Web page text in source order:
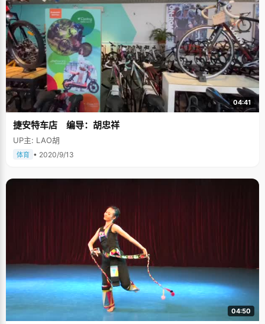
04:41
捷安特车店 编导：胡忠祥
UP主: LAO胡
体育 • 2020/9/13
04:50